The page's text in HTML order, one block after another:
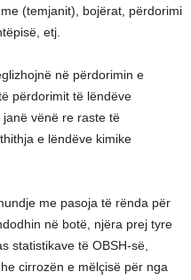
(temjanit), bojërat, përdorimi
etj.
në përdorimin e
përdorimit të lëndëve
vënë re raste të
e lëndëve kimike
me pasoja të rënda për
në botë, njëra prej tyre
statistikave të OBSH-së,
cirrozën e mëlçisë për nga